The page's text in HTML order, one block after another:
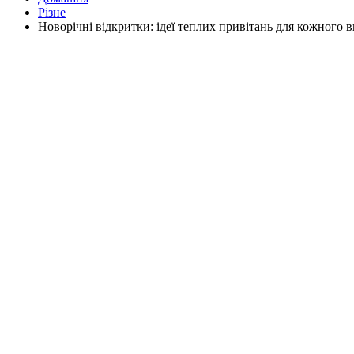
Різне
Новорічні відкритки: ідеї теплих привітань для кожного